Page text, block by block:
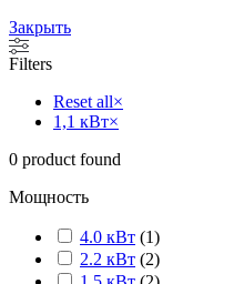
Закрыть
Filters
Reset all×
1,1 кВт×
0 product found
Мощность
4.0 кВт (1)
2.2 кВт (2)